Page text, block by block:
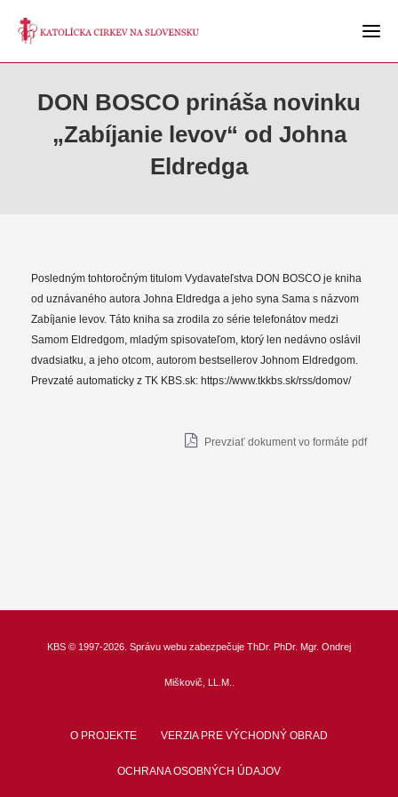
DON BOSCO prináša novinku
„Zabíjanie levov“ od Johna
Eldredga
Posledným tohtoročným titulom Vydavateľstva DON BOSCO je kniha
od uznávaného autora Johna Eldredga a jeho syna Sama s názvom
Zabíjanie levov. Táto kniha sa zrodila zo série telefonátov medzi
Samom Eldredgom, mladým spisovateľom, ktorý len nedávno oslávil
dvadsiatku, a jeho otcom, autorom bestsellerov Johnom Eldredgom.
Prevzaté automaticky z TK KBS.sk: https://www.tkkbs.sk/rss/domov/
Prevziať dokument vo formáte pdf
KBS © 1997-2026. Správu webu zabezpečuje ThDr. PhDr. Mgr. Ondrej
Miškovič, LL.M.
O PROJEKTE VERZIA PRE VÝCHODNÝ OBRAD
OCHRANA OSOBNÝCH ÚDAJOV